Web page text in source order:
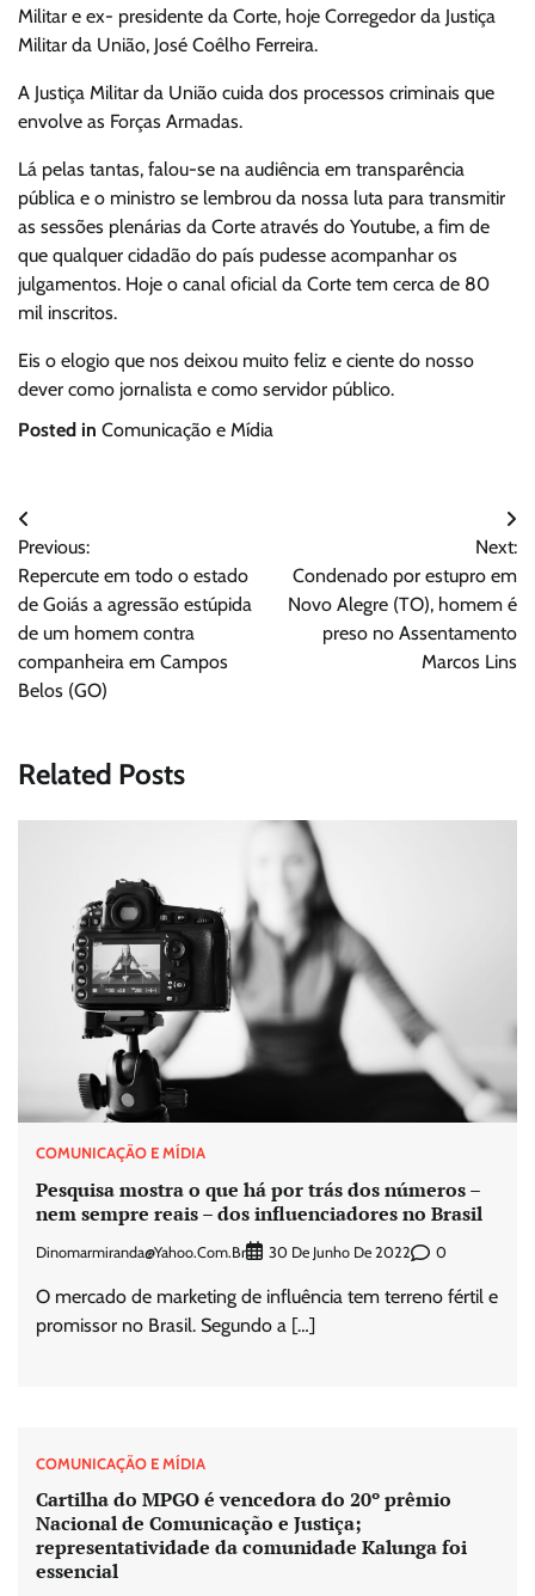
Militar e ex- presidente da Corte, hoje Corregedor da Justiça
Militar da União, José Coêlho Ferreira.
A Justiça Militar da União cuida dos processos criminais que
envolve as Forças Armadas.
Lá pelas tantas, falou-se na audiência em transparência
pública e o ministro se lembrou da nossa luta para transmitir
as sessões plenárias da Corte através do Youtube, a fim de
que qualquer cidadão do país pudesse acompanhar os
julgamentos. Hoje o canal oficial da Corte tem cerca de 80
mil inscritos.
Eis o elogio que nos deixou muito feliz e ciente do nosso
dever como jornalista e como servidor público.
Posted in Comunicação e Mídia
Navegação
de
Post
Previous:
Repercute em todo o estado
de Goiás a agressão estúpida
de um homem contra
companheira em Campos
Belos (GO)
Next:
Condenado por estupro em
Novo Alegre (TO), homem é
preso no Assentamento
Marcos Lins
Related Posts
COMUNICAÇÃO E MÍDIA
Pesquisa mostra o que há por trás dos números –
nem sempre reais – dos influenciadores no Brasil
Dinomarmiranda@yahoo.com.br 30 De Junho De 2022 0
O mercado de marketing de influência tem terreno fértil e
promissor no Brasil. Segundo a […]
COMUNICAÇÃO E MÍDIA
Cartilha do MPGO é vencedora do 20º prêmio
Nacional de Comunicação e Justiça;
representatividade da comunidade Kalunga foi
essencial